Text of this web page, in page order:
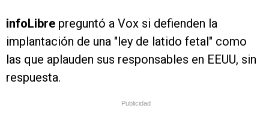
infoLibre preguntó a Vox si defienden la
implantación de una "ley de latido fetal" como
las que aplauden sus responsables en EEUU, sin
respuesta.
Publicidad